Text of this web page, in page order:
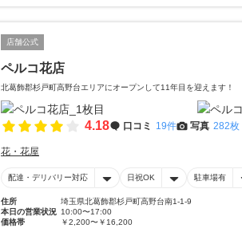
店舗公式
ペルコ花店
北葛飾郡杉戸町高野台エリアにオープンして11年目を迎えます！
4.18 口コミ 19件 写真 282枚
花・花屋
配達・デリバリー対応 日祝OK 駐車場有
住所
埼玉県北葛飾郡杉戸町高野台南1-1-9
本日の営業状況 10:00〜17:00
価格帯
￥2,200〜￥16,200